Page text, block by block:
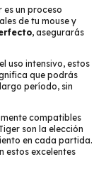
un proceso
de tu mouse y
, asegurarás
uso intensivo, estos
que podrás
período, sin
compatibles
son la elección
en cada partida.
estos excelentes